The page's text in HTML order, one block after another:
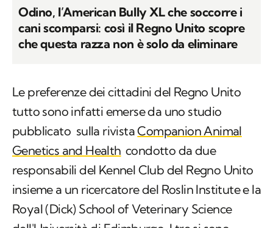
Odino, l’American Bully XL che soccorre i
cani scomparsi: così il Regno Unito scopre
che questa razza non è solo da eliminare
Le preferenze dei cittadini del Regno Unito
tutto sono infatti emerse da uno studio
pubblicato sulla rivistaCompanion Animal
Genetics and Health condotto da due
responsabili del Kennel Club del Regno Unito
insieme a un ricercatore del Roslin Institute e la
Royal (Dick) School of Veterinary Science